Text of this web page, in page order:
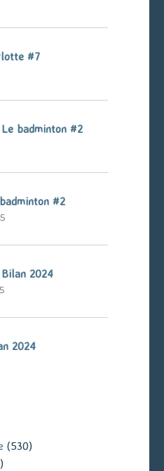
#7
Le badminton #2
#2
Bilan 2024
2024
(530)